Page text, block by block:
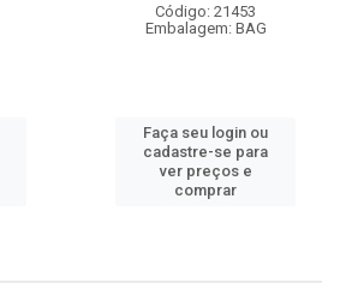
Código: 21453
Embalagem: BAG
Faça seu login ou
cadastre-se para
ver preços e
comprar